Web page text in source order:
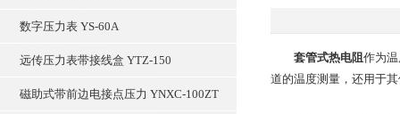
数字压力表 YS-60A
远传压力表带接线盒 YTZ-150
磁助式带前边电接点压力 YNXC-100ZT
套管式热电阻作为
道的温度测量，还用于